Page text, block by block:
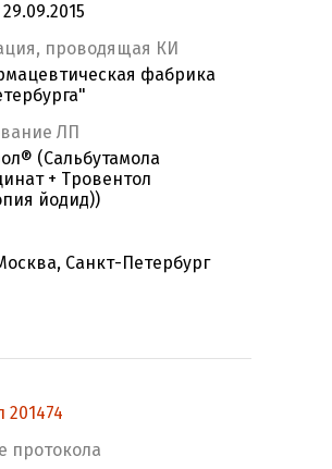
проводящая КИ
фабрика
ЛП
(Сальбутамола
+ Тровентол
йодид))
Санкт-Петербург
201474
протокола